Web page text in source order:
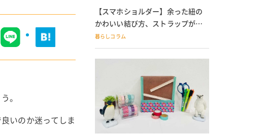
。
いのか迷ってしま
【スマホショルダー】余った紐の
かわいい結び方、ストラップが落
ちる人必見
暮らしコラム